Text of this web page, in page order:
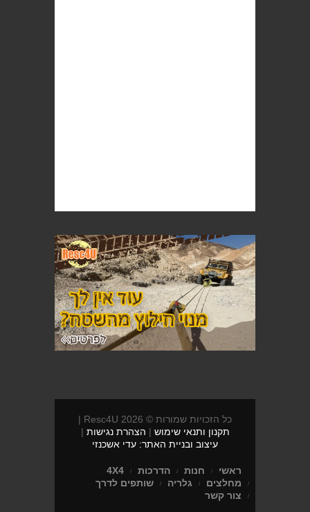
כל הזכויות שמורות © 2026 Resc4U |
תקנון ותנאי שימוש | הצהרת נגישות |
עיצוב ובניית האתר: עדי אשכנזי
ראשי חנות הדרכות
4X4
מחלצים
גלריה
שותפים לדרך
צור קשר